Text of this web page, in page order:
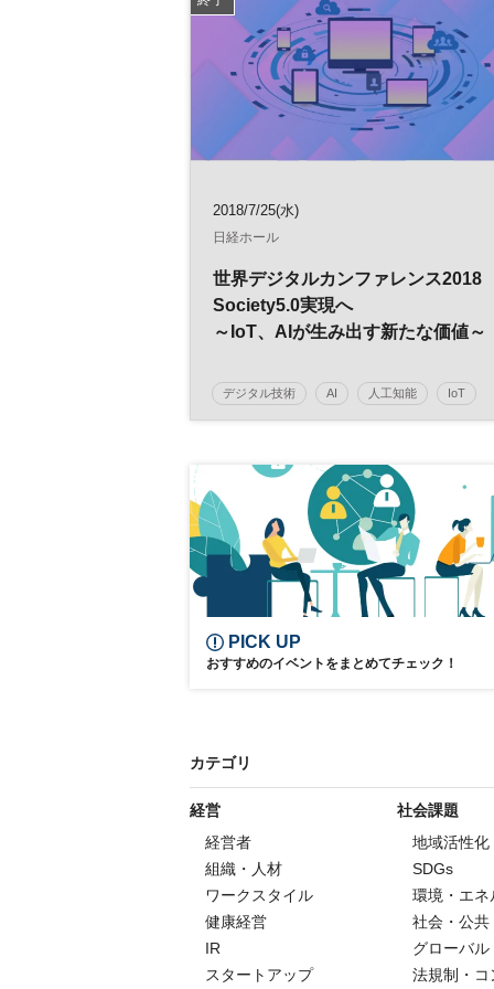
2018/7/25(水)
日経ホール
世界デジタルカンファレンス2018
Society5.0実現へ
～IoT、AIが生み出す新たな価値～
デジタル技術 AI 人工知能 IoT
PICK UP
おすすめのイベントをまとめてチェック！
カテゴリ
経営
経営者
組織・人材
ワークスタイル
健康経営
IR
スタートアップ
社会課題
地域活性化
SDGs
環境・エネ
社会・公共
グローバル
法規制・コ